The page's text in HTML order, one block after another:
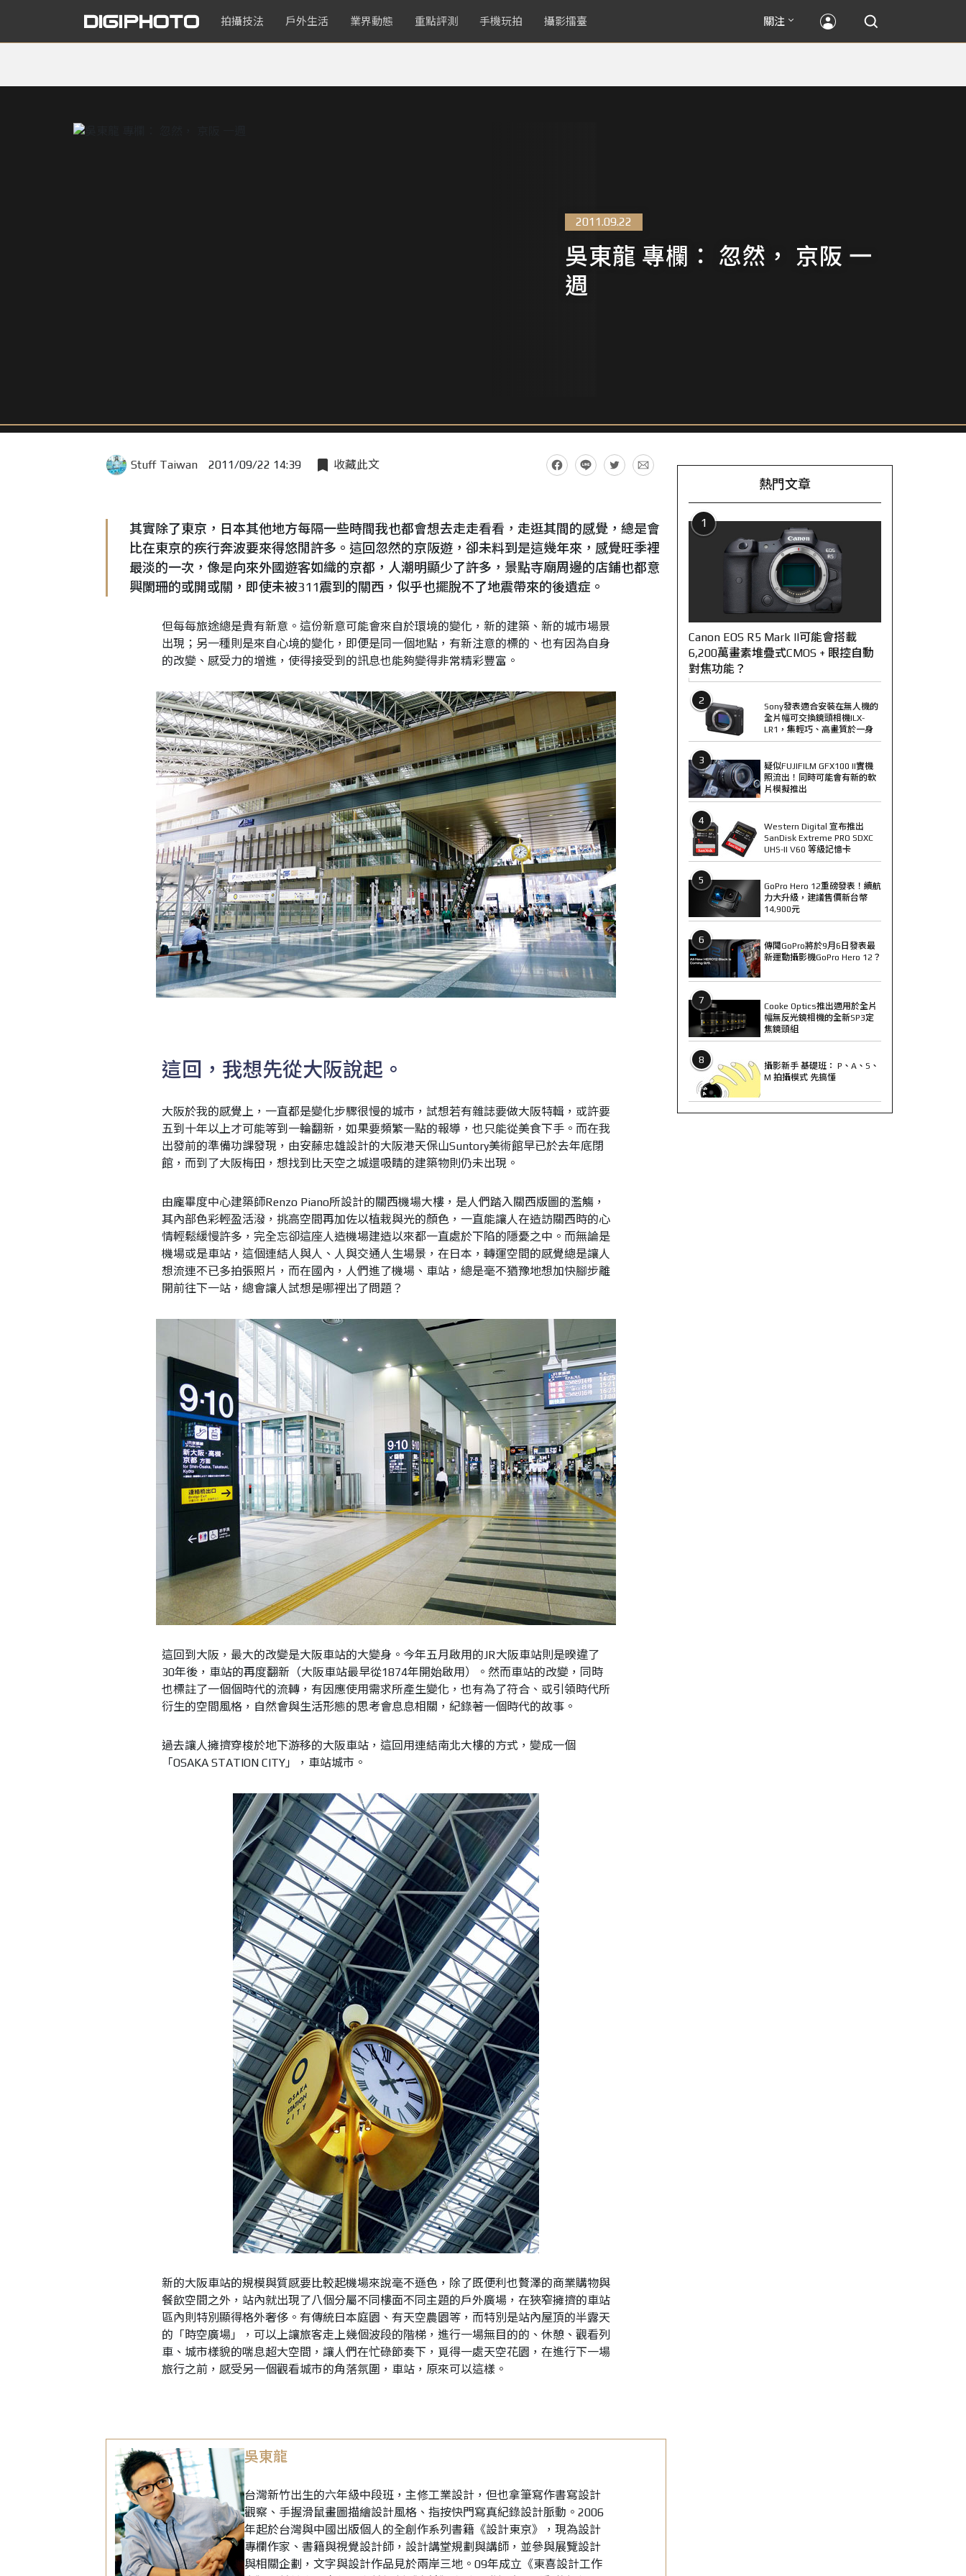
拍攝技法 戶外生活 業界動態 重點評測 手機玩拍 攝影擂臺 關注
2011.09.22
吳東龍 專欄： 忽然， 京阪 一
週
Stuff Taiwan 2011/09/22 14:39 收藏此文
其實除了東京，日本其他地方每隔一些時間我也都會想去走走看看，走逛其間的感覺，總是會
比在東京的疾行奔波要來得悠閒許多。這回忽然的京阪遊，卻未料到是這幾年來，感覺旺季裡
最淡的一次，像是向來外國遊客如織的京都，人潮明顯少了許多，景點寺廟周邊的店鋪也都意
興闌珊的或開或關，即使未被311震到的關西，似乎也擺脫不了地震帶來的後遺症。
但每每旅途總是貴有新意。這份新意可能會來自於環境的變化，新的建築、新的城市場景
出現；另一種則是來自心境的變化，即便是同一個地點，有新注意的標的、也有因為自身
的改變、感受力的增進，使得接受到的訊息也能夠變得非常精彩豐富。
這回，我想先從大阪說起。
大阪於我的感覺上，一直都是變化步驟很慢的城市，試想若有雜誌要做大阪特輯，或許要
五到十年以上才可能等到一輪翻新，如果要頻繁一點的報導，也只能從美食下手。而在我
出發前的準備功課發現，由安藤忠雄設計的大阪港天保山Suntory美術館早已於去年底閉
館，而到了大阪梅田，想找到比天空之城還吸睛的建築物則仍未出現。
由龐畢度中心建築師Renzo Piano所設計的關西機場大樓，是人們踏入關西版圖的濫觴，
其內部色彩輕盈活潑，挑高空間再加佐以植栽與光的顏色，一直能讓人在造訪關西時的心
情輕鬆緩慢許多，完全忘卻這座人造機場建造以來都一直處於下陷的隱憂之中。而無論是
機場或是車站，這個連結人與人、人與交通人生場景，在日本，轉運空間的感覺總是讓人
想流連不已多拍張照片，而在國內，人們進了機場、車站，總是毫不猶豫地想加快腳步離
開前往下一站，總會讓人試想是哪裡出了問題？
這回到大阪，最大的改變是大阪車站的大變身。今年五月啟用的JR大阪車站則是暌違了
30年後，車站的再度翻新（大阪車站最早從1874年開始啟用）。然而車站的改變，同時
也標註了一個個時代的流轉，有因應使用需求所產生變化，也有為了符合、或引領時代所
衍生的空間風格，自然會與生活形態的思考會息息相關，紀錄著一個時代的故事。
過去讓人擁擠穿梭於地下游移的大阪車站，這回用連結南北大樓的方式，變成一個
「OSAKA STATION CITY」，車站城市。
新的大阪車站的規模與質感要比較起機場來說毫不遜色，除了既便利也贅澤的商業購物與
餐飲空間之外，站內就出現了八個分屬不同樓面不同主題的戶外廣場，在狹窄擁擠的車站
區內則特別顯得格外奢侈。有傳統日本庭園、有天空農園等，而特別是站內屋頂的半露天
的「時空廣場」，可以上讓旅客走上幾個波段的階梯，進行一場無目的的、休憩、觀看列
車、城市樣貌的喘息超大空間，讓人們在忙碌節奏下，覓得一處天空花園，在進行下一場
旅行之前，感受另一個觀看城市的角落氛圍，車站，原來可以這樣。
吳東龍
台灣新竹出生的六年級中段班，主修工業設計，但也拿筆寫作書寫設計
觀察、手握滑鼠畫圖描繪設計風格、指按快門寫真紀錄設計脈動。2006
年起於台灣與中國出版個人的全創作系列書籍《設計東京》，現為設計
專欄作家、書籍與視覺設計師，設計講堂規劃與講師，並參與展覽設計
與相關企劃，文字與設計作品見於兩岸三地。09年成立《東喜設計工作
熱門文章
1
Canon EOS R5 Mark II可能會搭載
6,200萬畫素堆疊式CMOS + 眼控自動
對焦功能？
2
Sony發表適合安裝在無人機的
全片幅可交換鏡頭相機ILX-
LR1，集輕巧、高畫質於一身
3
疑似FUJIFILM GFX100 II實機
照流出！同時可能會有新的軟
片模擬推出
4
Western Digital 宣布推出
SanDisk Extreme PRO SDXC
UHS-II V60 等級記憶卡
5
GoPro Hero 12重磅發表！續航
力大升級，建議售價新台幣
14,900元
6
傳聞GoPro將於9月6日發表最
新運動攝影機GoPro Hero 12？
7
Cooke Optics推出適用於全片
幅無反光鏡相機的全新SP3定
焦鏡頭組
8
攝影新手 基礎班： P、A、S、
M 拍攝模式 先搞懂